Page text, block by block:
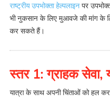
राष्ट्रीय उपभोक्ता हेल्पलाइनपर
भी नुकसान के लिए मुआवजे की मांग के
कर सकते हैं।
स्तर 1: ग्राहक सेवा,
यात्रा के साथ अपनी चिंताओं को हल